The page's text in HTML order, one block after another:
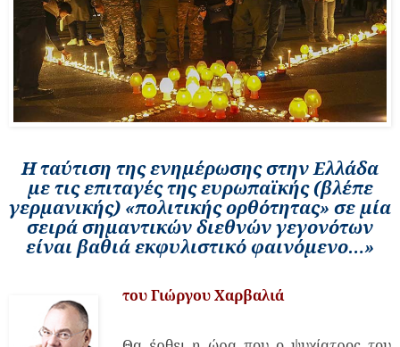
Η ταύτιση της ενημέρωσης στην Ελλάδα
με τις επιταγές της ευρωπαϊκής(βλέπε
γερμανικής) «πολιτικής ορθότητας» σε μία
σειρά σημαντικών διεθνών γεγονότων
είναι βαθιά εκφυλιστικό φαινόμενο…»
του Γιώργου Χαρβαλιά